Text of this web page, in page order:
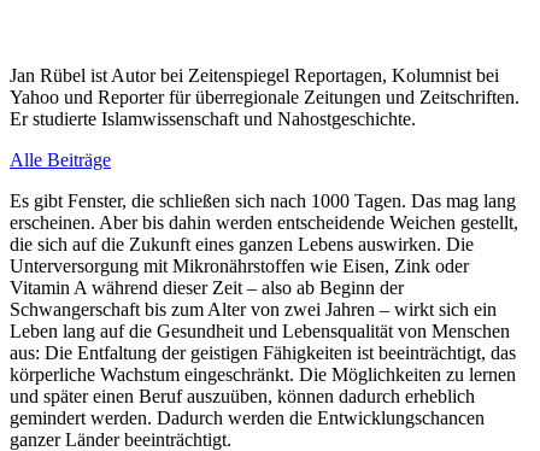
Jan Rübel ist Autor bei Zeitenspiegel Reportagen, Kolumnist bei
Yahoo und Reporter für überregionale Zeitungen und Zeitschriften.
Er studierte Islamwissenschaft und Nahostgeschichte.
Alle Beiträge
Es gibt Fenster, die schließen sich nach 1000 Tagen. Das mag lang
erscheinen. Aber bis dahin werden entscheidende Weichen gestellt,
die sich auf die Zukunft eines ganzen Lebens auswirken. Die
Unterversorgung mit Mikronährstoffen wie Eisen, Zink oder
Vitamin A während dieser Zeit – also ab Beginn der
Schwangerschaft bis zum Alter von zwei Jahren – wirkt sich ein
Leben lang auf die Gesundheit und Lebensqualität von Menschen
aus: Die Entfaltung der geistigen Fähigkeiten ist beeinträchtigt, das
körperliche Wachstum eingeschränkt. Die Möglichkeiten zu lernen
und später einen Beruf auszuüben, können dadurch erheblich
gemindert werden. Dadurch werden die Entwicklungschancen
ganzer Länder beeinträchtigt.